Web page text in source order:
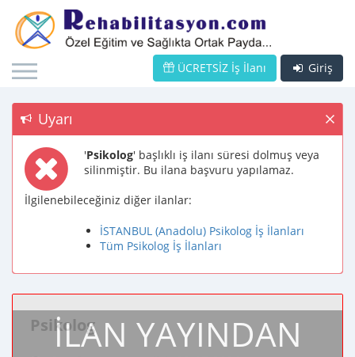
Giriş
ÜCRETSİZ İş İlanı
Uyarı
'Psikolog' başlıklı iş ilanı süresi dolmuş veya
silinmiştir. Bu ilana başvuru yapılamaz.
İlgilenebileceğiniz diğer ilanlar:
İSTANBUL (Anadolu) Psikolog İş İlanları
Tüm Psikolog İş İlanları
İLAN YAYINDAN
Psikolog